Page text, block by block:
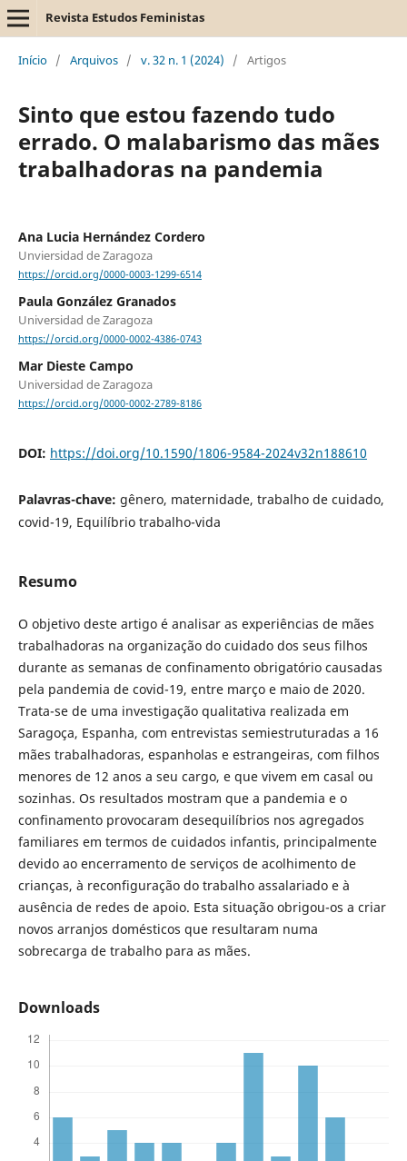
Revista Estudos Feministas
Início / Arquivos / v. 32 n. 1 (2024) / Artigos
Sinto que estou fazendo tudo
errado. O malabarismo das mães
trabalhadoras na pandemia
Ana Lucia Hernández Cordero
Unviersidad de Zaragoza
https://orcid.org/0000-0003-1299-6514
Paula González Granados
Universidad de Zaragoza
https://orcid.org/0000-0002-4386-0743
Mar Dieste Campo
Universidad de Zaragoza
https://orcid.org/0000-0002-2789-8186
DOI: https://doi.org/10.1590/1806-9584-2024v32n188610
Palavras-chave: gênero, maternidade, trabalho de cuidado,
covid-19, Equilíbrio trabalho-vida
Resumo
O objetivo deste artigo é analisar as experiências de mães
trabalhadoras na organização do cuidado dos seus filhos
durante as semanas de confinamento obrigatório causadas
pela pandemia de covid-19, entre março e maio de 2020.
Trata-se de uma investigação qualitativa realizada em
Saragoça, Espanha, com entrevistas semiestruturadas a 16
mães trabalhadoras, espanholas e estrangeiras, com filhos
menores de 12 anos a seu cargo, e que vivem em casal ou
sozinhas. Os resultados mostram que a pandemia e o
confinamento provocaram desequilíbrios nos agregados
familiares em termos de cuidados infantis, principalmente
devido ao encerramento de serviços de acolhimento de
crianças, à reconfiguração do trabalho assalariado e à
ausência de redes de apoio. Esta situação obrigou-os a criar
novos arranjos domésticos que resultaram numa
sobrecarga de trabalho para as mães.
Downloads